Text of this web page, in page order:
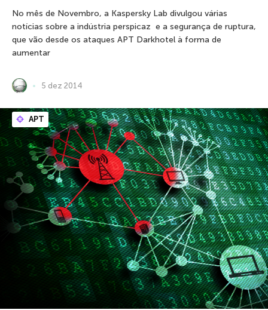
No mês de Novembro, a Kaspersky Lab divulgou várias
notícias sobre a indústria perspicaz e a segurança de ruptura,
que vão desde os ataques APT Darkhotel à forma de
aumentar
5 dez 2014
APT